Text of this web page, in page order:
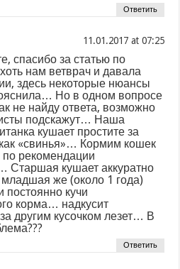
Ответить
at
спасибо за статью по
нам ветврач и давала
здесь некоторые нюансы
Но в одном вопросе
не найду ответа, возможно
подскажут… Наша
кушает простите за
«свинья»… Кормим кошек
рекомендации
Старшая кушает аккуратно
же (около 1 года)
постоянно кучи
корма… надкусит
другим кусочком лезет… В
Ответить